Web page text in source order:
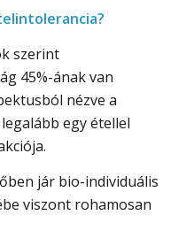
szerint
45%-ának van
nézve a
egy étellel
jár bio-individuális
viszont rohamosan